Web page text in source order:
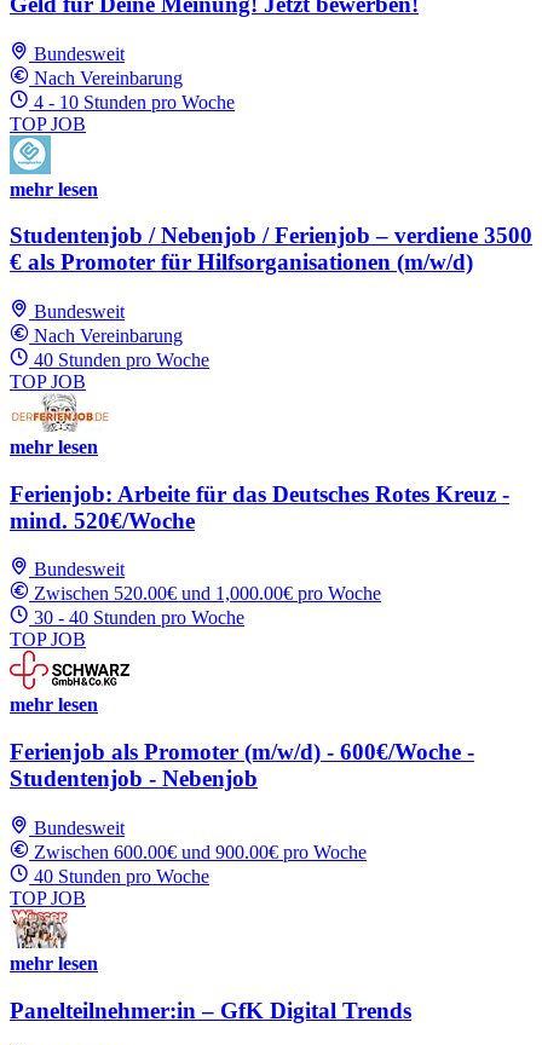
Bundesweit
Nach Vereinbarung
4 - 10 Stunden pro Woche
TOP JOB
mehr lesen
Studentenjob / Nebenjob / Ferienjob – verdiene 3500
€ als Promoter für Hilfsorganisationen (m/w/d)
Bundesweit
Nach Vereinbarung
40 Stunden pro Woche
TOP JOB
mehr lesen
Ferienjob: Arbeite für das Deutsches Rotes Kreuz -
mind. 520€/Woche
Bundesweit
Zwischen 520.00€ und 1,000.00€ pro Woche
30 - 40 Stunden pro Woche
TOP JOB
mehr lesen
Ferienjob als Promoter (m/w/d) - 600€/Woche -
Studentenjob - Nebenjob
Bundesweit
Zwischen 600.00€ und 900.00€ pro Woche
40 Stunden pro Woche
TOP JOB
mehr lesen
Panelteilnehmer:in – GfK Digital Trends